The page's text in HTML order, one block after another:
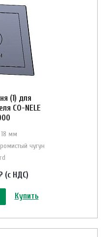
(1) для
CO-NELE
мм
чугун
(с НДС)
Купить